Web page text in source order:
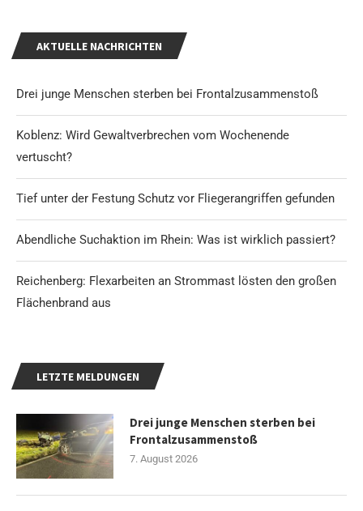
AKTUELLE NACHRICHTEN
Drei junge Menschen sterben bei Frontalzusammenstoß
Koblenz: Wird Gewaltverbrechen vom Wochenende
vertuscht?
Tief unter der Festung Schutz vor Fliegerangriffen gefunden
Abendliche Suchaktion im Rhein: Was ist wirklich passiert?
Reichenberg: Flexarbeiten an Strommast lösten den großen
Flächenbrand aus
LETZTE MELDUNGEN
Drei junge Menschen sterben bei
Frontalzusammenstoß
7. August 2026